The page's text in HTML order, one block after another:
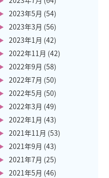
2023年5月 (54)
2023年3月 (56)
2023年1月 (42)
2022年11月 (42)
2022年9月 (58)
2022年7月 (50)
2022年5月 (50)
2022年3月 (49)
2022年1月 (43)
2021年11月 (53)
2021年9月 (43)
2021年7月 (25)
2021年5月 (46)